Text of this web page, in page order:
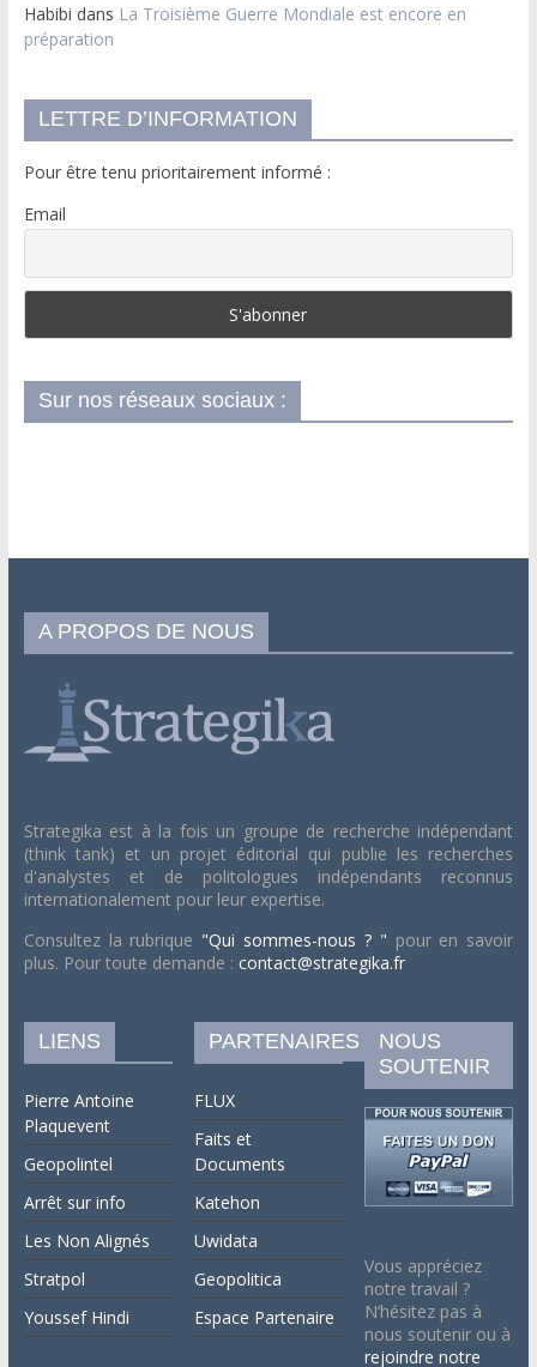
Habibi dans La Troisième Guerre Mondiale est encore en
préparation
LETTRE D’INFORMATION
Pour être tenu prioritairement informé :
Email
Sur nos réseaux sociaux :
A PROPOS DE NOUS
Strategika est à la fois un groupe de recherche indépendant
(think tank) et un projet éditorial qui publie les recherches
d'analystes et de politologues indépendants reconnus
internationalement pour leur expertise.
Consultez la rubrique "Qui sommes-nous ? " pour en savoir
plus. Pour toute demande : contact@strategika.fr
LIENS
Pierre Antoine
Plaquevent
Geopolintel
Arrêt sur info
Les Non Alignés
Stratpol
Youssef Hindi
PARTENAIRES
FLUX
Faits et
Documents
Katehon
Uwidata
Geopolitica
Espace Partenaire
NOUS
SOUTENIR
Vous appréciez
notre travail ?
N’hésitez pas à
nous soutenir ou à
rejoindre notre